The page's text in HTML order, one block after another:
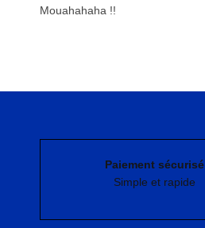
Mouahahaha !!
Paiement sécurisé
Simple et rapide